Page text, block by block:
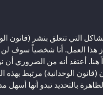
التي تتعلق بنشر (قانون
هذا العمل. أنا شخصياً سوف
أعتقد أنه من الضروري أن
(قانون الوحدانية) مرتبط بهذه
بالتحديد تبدو أنها أسهل